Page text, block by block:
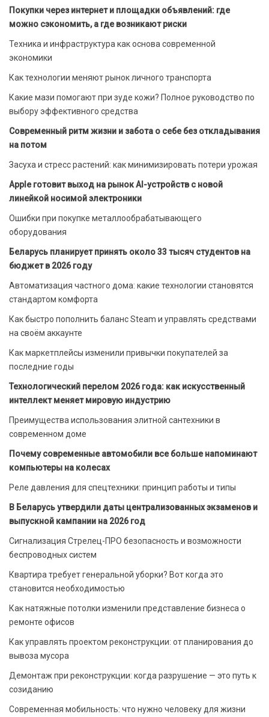
Покупки через интернет и площадки объявлений: где
можно сэкономить, а где возникают риски
Техника и инфраструктура как основа современной
экономики
Как технологии меняют рынок личного транспорта
Какие мази помогают при зуде кожи? Полное руководство по
выбору эффективного средства
Современный ритм жизни и забота о себе без откладывания
на потом
Засуха и стресс растений: как минимизировать потери урожая
Apple готовит выход на рынок AI-устройств с новой
линейкой носимой электроники
Ошибки при покупке металлообрабатывающего
оборудования
Беларусь планирует принять около 33 тысяч студентов на
бюджет в 2026 году
Автоматизация частного дома: какие технологии становятся
стандартом комфорта
Как быстро пополнить баланс Steam и управлять средствами
на своём аккаунте
Как маркетплейсы изменили привычки покупателей за
последние годы
Технологический перелом 2026 года: как искусственный
интеллект меняет мировую индустрию
Преимущества использования элитной сантехники в
современном доме
Почему современные автомобили все больше напоминают
компьютеры на колесах
Реле давления для спецтехники: принцип работы и типы
В Беларусь утвердили даты централизованных экзаменов и
выпускной кампании на 2026 год
Сигнализация Стрелец-ПРО безопасность и возможности
беспроводных систем
Квартира требует генеральной уборки? Вот когда это
становится необходимостью
Как натяжные потолки изменили представление бизнеса о
ремонте офисов
Как управлять проектом реконструкции: от планирования до
вывоза мусора
Демонтаж при реконструкции: когда разрушение — это путь к
созиданию
Современная мобильность: что нужно человеку для жизни